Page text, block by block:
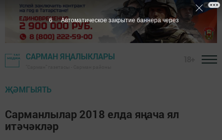
САРМАН ЯҢАЛЫКЛАРЫ
ҖӘМГЫЯТЬ
Сарманлылар 2018 елда яңача ял
итәчәкләр
5 Автоматическое закрытие баннера через